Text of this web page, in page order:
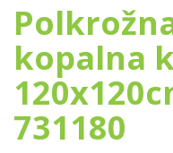
kopalna
731180